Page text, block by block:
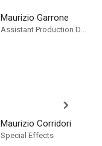
Maurizio Garrone
Assistant Production Design
Maurizio Corridori
Special Effects